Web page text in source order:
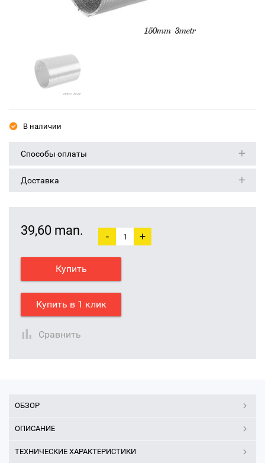
В наличии
Способы оплаты
Доставка
39,60 man. - +
Купить
Купить в 1 клик
Сравнить
ОБЗОР
ОПИСАНИЕ
ТЕХНИЧЕСКИЕ ХАРАКТЕРИСТИКИ